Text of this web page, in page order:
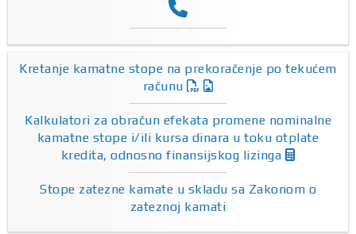
Kretanje kamatne stope na prekoračenje po tekućem
računu
Kalkulatori za obračun efekata promene nominalne
kamatne stope i/ili kursa dinara u toku otplate
kredita, odnosno finansijskog lizinga
Stope zatezne kamate u skladu sa Zakonom o
zateznoj kamati